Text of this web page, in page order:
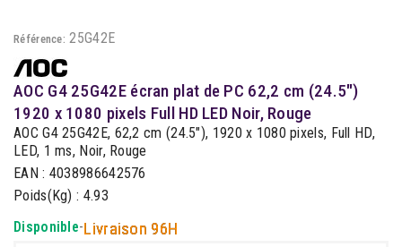
Référence: 25G42E
AOC G4 25G42E écran plat de PC 62,2 cm (24.5")
1920 x 1080 pixels Full HD LED Noir, Rouge
AOC G4 25G42E, 62,2 cm (24.5"), 1920 x 1080 pixels, Full HD,
LED, 1 ms, Noir, Rouge
EAN : 4038986642576
Poids(Kg) : 4.93
Disponible-Livraison 96H